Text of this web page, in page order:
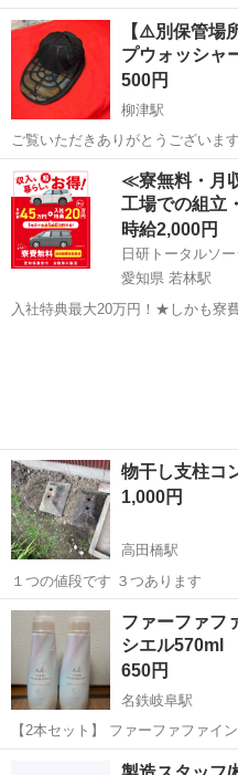
るタオル掛けとしても使える室内用の
岐阜 岐阜市 茶所駅 洗
【⚠️別保管場
プウォッシャ
500円
柳津駅
ご覧いただきありがとうございま
を、型崩れさせることなく洗濯機
ウォッシャー」です。専用の黒い
ています。 これからの季節、汗や
岐阜 岐阜市 柳津駅 洗
≪寮無料・月
工場での組立
時給2,000円
日研トータルソ
愛知県 若林駅
入社特典最大20万円！★しかも寮
物干し支柱コ
1,000円
高田橋駅
１つの値段です ３つあります
岐阜 羽島郡
ファーファ
シエル570ml
650円
名鉄岐阜駅
【2本セット】 ファーファファインフレグランス 柔軟剤 オム 優
しいウォーミングブーケの香り 内容量
岐阜市 名鉄岐阜駅